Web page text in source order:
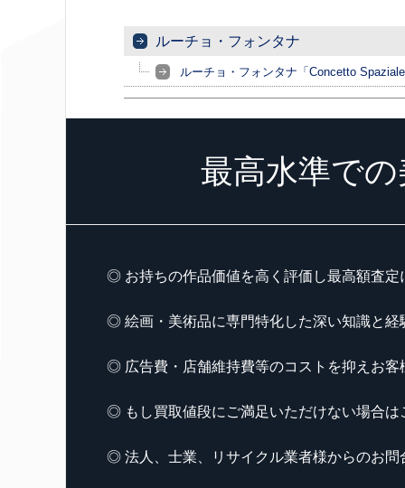
ルーチョ・フォンタナ
ルーチョ・フォンタナ「Concetto
最高水準で
◎ お持ちの作品価値を高く評価し最高額査定
◎ 絵画・美術品に専門特化した深い知識と経
◎ 広告費・店舗維持費等のコストを抑えお客
◎ もし買取値段にご満足いただけない場合は
◎ 法人、士業、リサイクル業者様からのお問